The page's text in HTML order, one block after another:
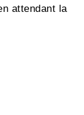
attendant la